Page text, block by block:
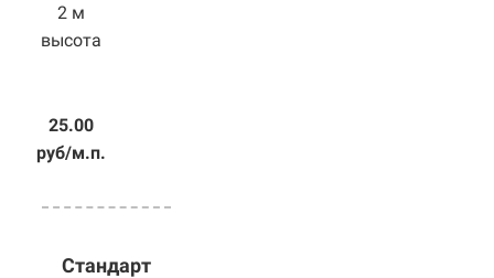
2 м
высота
25.00
руб/м.п.
Стандарт